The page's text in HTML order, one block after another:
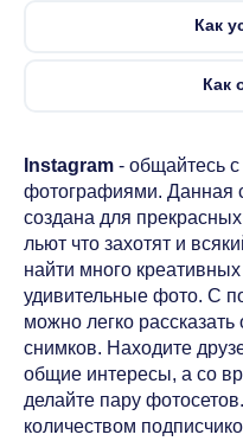
Как
Как
Instagram - общайтесь
фотографиями. Данная
создана для
льют что захотят и
найти много
удивительные фото. С
можно легко
снимков. Находите
общие интересы, а со
делайте пару
количеством